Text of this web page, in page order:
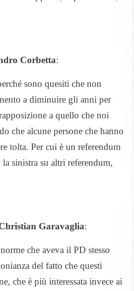
Corbetta:
sono quesiti che non
a diminuire gli anni per
a quello che noi
che alcune persone che hanno
tolta. Per cui è un referendum
sinistra su altri referendum,
Garavaglia:
che aveva il PD stesso
del fatto che questi
che è più interessata invece ai